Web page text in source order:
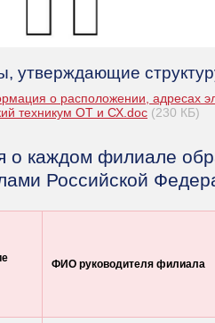
утверждающие
о расположении, адресах
техникум ОТ и СХ.doc (230 КБ)
о каждом филиале
Российской
ФИО руководителя филиала